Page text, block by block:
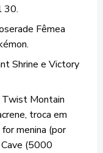
30.
Fêmea
Shrine e Victory
Twist Montain
troca em
menina (por
(5000